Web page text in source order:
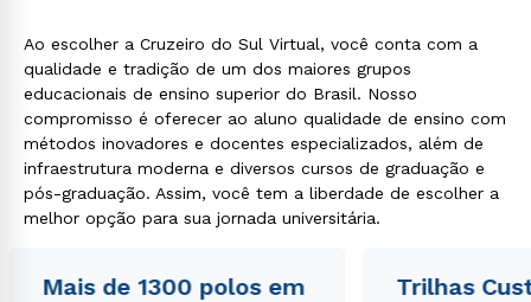
Ao escolher a Cruzeiro do Sul Virtual, você conta com a
qualidade e tradição de um dos maiores grupos
educacionais de ensino superior do Brasil. Nosso
compromisso é oferecer ao aluno qualidade de ensino com
métodos inovadores e docentes especializados, além de
infraestrutura moderna e diversos cursos de graduação e
pós-graduação. Assim, você tem a liberdade de escolher a
melhor opção para sua jornada universitária.
Mais de 1300 polos em
Trilhas
Rápido e fácil
WhatsApp
ou